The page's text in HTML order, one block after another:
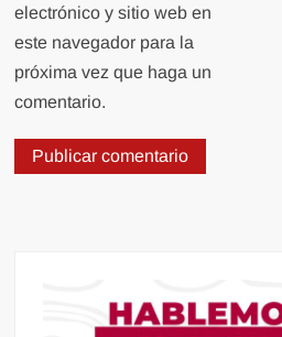
electrónico y sitio web en
este navegador para la
próxima vez que haga un
comentario.